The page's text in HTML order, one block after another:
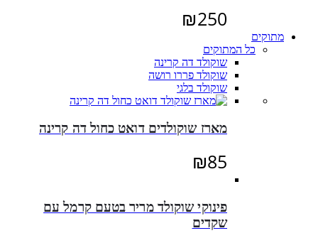
₪250
מתוקים
כל המתוקים
שוקולד דה קרינה
שוקולד פררו רושה
שוקולד בלגי
מארז שוקולדים דואט כחול דה קרינה
₪85
פינוקי שוקולד מריר בטעם קרמל עם
שקדים